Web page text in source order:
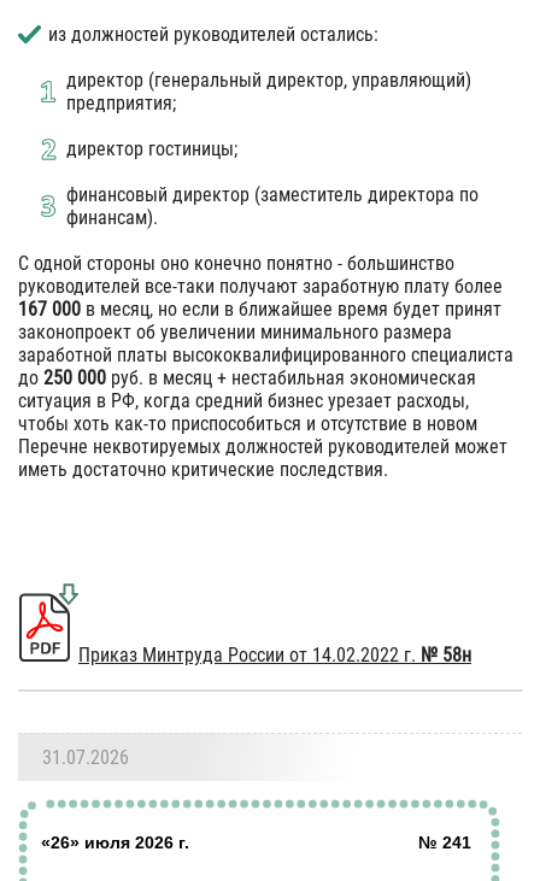
из должностей руководителей остались:
директор (генеральный директор, управляющий)
предприятия;
директор гостиницы;
финансовый директор (заместитель директора по
финансам).
С одной стороны оно конечно понятно - большинство
руководителей все-таки получают заработную плату более
167 000 в месяц, но если в ближайшее время будет принят
законопроект об увеличении минимального размера
заработной платы высококвалифицированного специалиста
до 250 000 руб. в месяц + нестабильная экономическая
ситуация в РФ, когда средний бизнес урезает расходы,
чтобы хоть как-то приспособиться и отсутствие в новом
Перечне неквотируемых должностей руководителей может
иметь достаточно критические последствия.
Приказ Минтруда России от 14.02.2022 г. № 58н
31.07.2026